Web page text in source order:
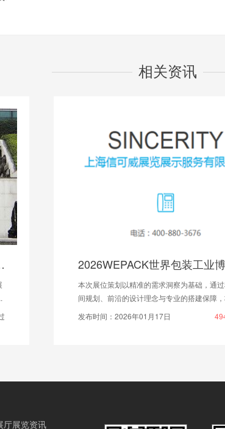
相关资讯
气冲天’展览!
本次展位策划以精准的需求洞察为基础，通
间规划、前沿的设计理念与专业的搭建保障
发布时间：2026年01月17日
厅展览资讯